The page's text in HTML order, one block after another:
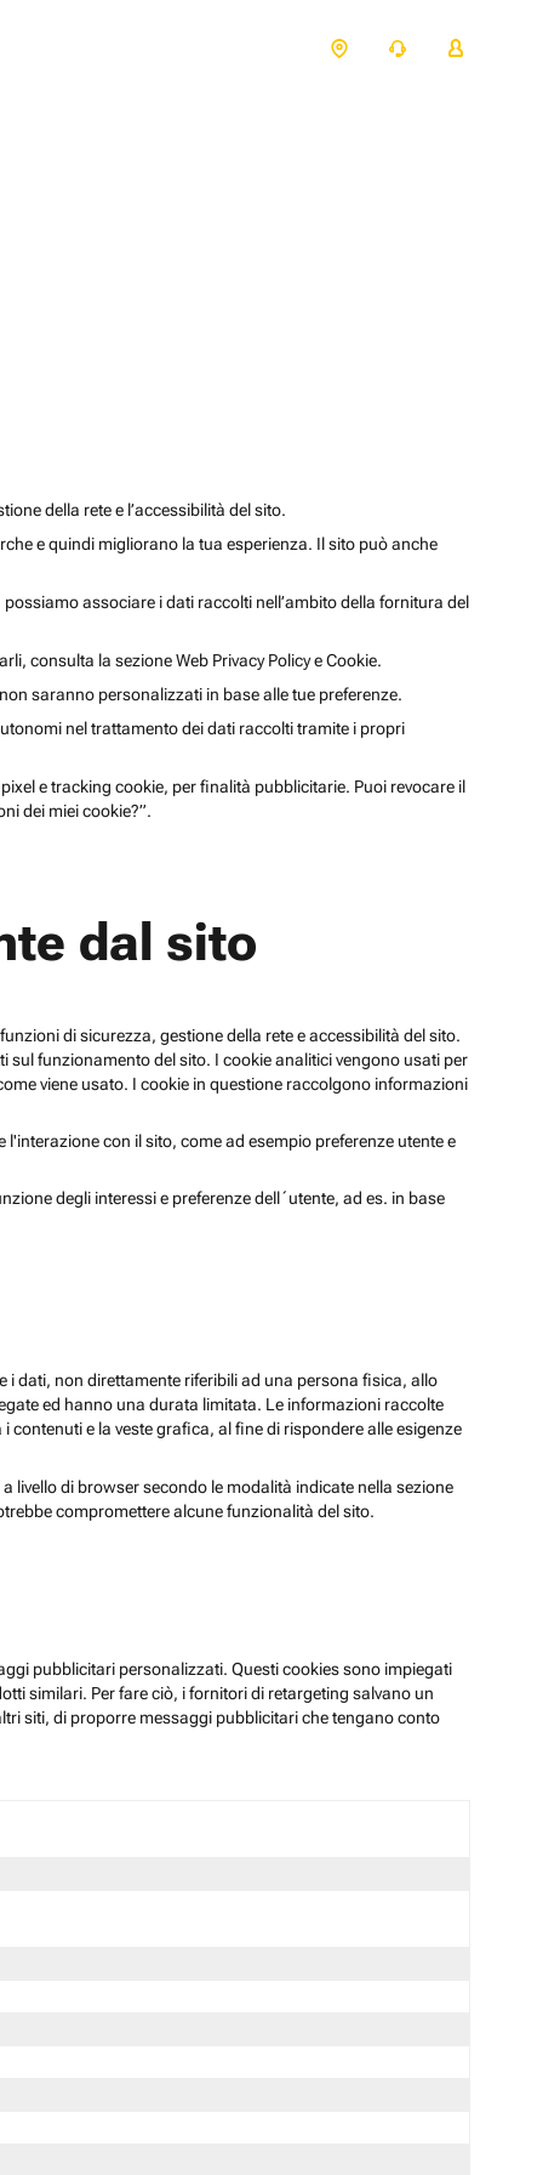
della rete e l’accessibilità del sito.
e quindi migliorano la tua esperienza. Il sito può anche
associare i dati raccolti nell’ambito della fornitura del
consulta la sezione Web Privacy Policy e Cookie.
saranno personalizzati in base alle tue preferenze.
nel trattamento dei dati raccolti tramite i propri
e tracking cookie, per finalità pubblicitarie. Puoi revocare il
dei miei cookie?”.
dal sito
di sicurezza, gestione della rete e accessibilità del sito.
funzionamento del sito. I cookie analitici vengono usati per
viene usato. I cookie in questione raccolgono informazioni
con il sito, come ad esempio preferenze utente e
degli interessi e preferenze dell´utente, ad es. in base
i dati, non direttamente riferibili ad una persona fisica, allo
ed hanno una durata limitata. Le informazioni raccolte
e la veste grafica, al fine di rispondere alle esigenze
livello di browser secondo le modalità indicate nella sezione
compromettere alcune funzionalità del sito.
pubblicitari personalizzati. Questi cookies sono impiegati
similari. Per fare ciò, i fornitori di retargeting salvano un
siti, di proporre messaggi pubblicitari che tengano conto